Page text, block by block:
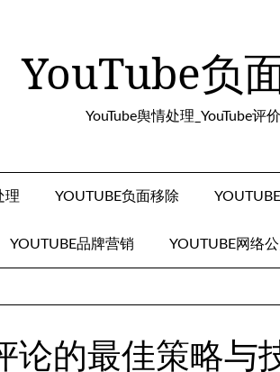
YouTube负
YouTube舆情处理_YouTube评
理 YOUTUBE负面移除
YOUTUBE品牌营销 YOUTUBE网络
论的最佳策略与